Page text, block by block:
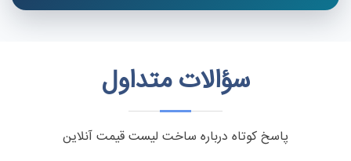
سؤالات متداول
پاسخ کوتاه درباره ساخت لیست قیمت آنلاین